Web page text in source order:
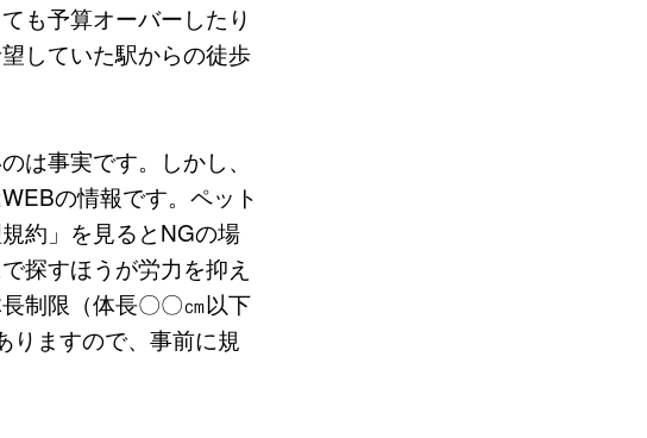
も予算オーバーしたり
していた駅からの徒歩
は事実です。しかし、
の情報です。ペット
約」を見るとNGの場
探すほうが労力を抑え
制限（体長〇〇㎝以下
りますので、事前に規